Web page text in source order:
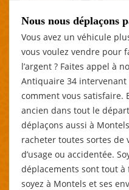
Nous nous déplaçons
Vous avez un véhicule
vous voulez vendre pour
l’argent ? Faites appel à
Antiquaire 34 intervenant
comment vous satisfaire.
ancien dans tout le
déplaçons aussi à
racheter toutes sortes de
d’usage ou accidentée.
déplacements sont tout
soyez à Montels et ses